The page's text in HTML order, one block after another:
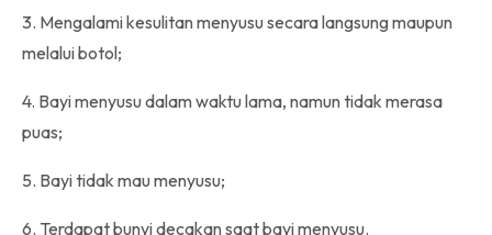
3. Mengalami kesulitan menyusu secara langsung maupun
melalui botol;
4. Bayi menyusu dalam waktu lama, namun tidak merasa
puas;
5. Bayi tidak mau menyusu;
6. Terdapat bunyi decakan saat bayi menyusu.